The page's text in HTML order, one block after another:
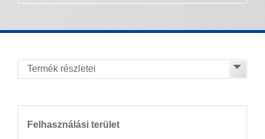
Felhasználási terület